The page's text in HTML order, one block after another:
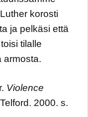
korosti
ja pelkäsi että
tilalle
armosta.
Violence
2000. s.